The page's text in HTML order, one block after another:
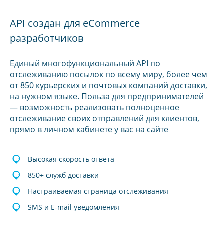
API создан для eCommerce
разработчиков
Единый многофункциональный API по
отслеживанию посылок по всему миру, более чем
от 850 курьерских и почтовых компаний доставки,
на нужном языке. Польза для предпринимателей
— возможность реализовать полноценное
отслеживание своих отправлений для клиентов,
прямо в личном кабинете у вас на сайте
Высокая скорость ответа
850+ служб доставки
Настраиваемая страница отслеживания
SMS и E-mail уведомления